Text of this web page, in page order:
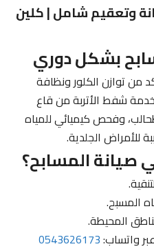
وتعقيم شامل | كلين
بشكل دوري
توازن الكلور ونظافة
شفط الأتربة من قاع
وفحص كيميائي للمياه
الجلدية.
المسابح؟
المحيطة.
واتساب:0543626173